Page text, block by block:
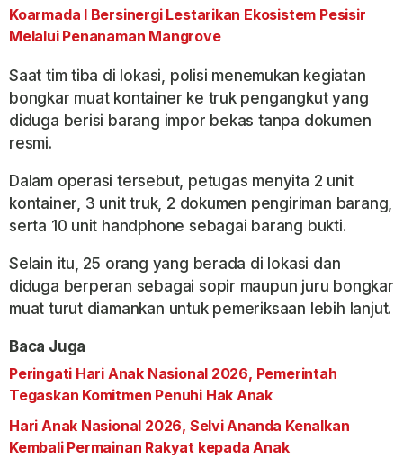
Koarmada I Bersinergi Lestarikan Ekosistem Pesisir
Melalui Penanaman Mangrove
Saat tim tiba di lokasi, polisi menemukan kegiatan
bongkar muat kontainer ke truk pengangkut yang
diduga berisi barang impor bekas tanpa dokumen
resmi.
Dalam operasi tersebut, petugas menyita 2 unit
kontainer, 3 unit truk, 2 dokumen pengiriman barang,
serta 10 unit handphone sebagai barang bukti.
Selain itu, 25 orang yang berada di lokasi dan
diduga berperan sebagai sopir maupun juru bongkar
muat turut diamankan untuk pemeriksaan lebih lanjut.
Baca Juga
Peringati Hari Anak Nasional 2026, Pemerintah
Tegaskan Komitmen Penuhi Hak Anak
Hari Anak Nasional 2026, Selvi Ananda Kenalkan
Kembali Permainan Rakyat kepada Anak